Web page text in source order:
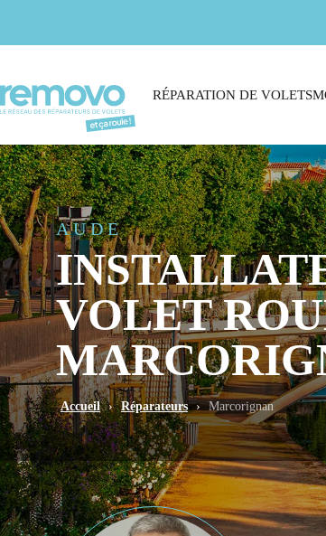
RÉPARATION DE VOLETS
AUDE
VOLET
Accueil › Réparateurs › Marcorignan